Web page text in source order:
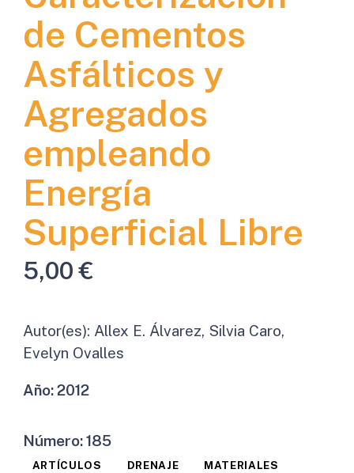
de Cementos
Asfálticos y
Agregados
empleando
Energía
Superficial Libre
5,00€
Autor(es): Allex E. Álvarez, Silvia Caro,
Evelyn Ovalles
Año:2012
Número:185
ARTÍCULOS DRENAJE MATERIALES